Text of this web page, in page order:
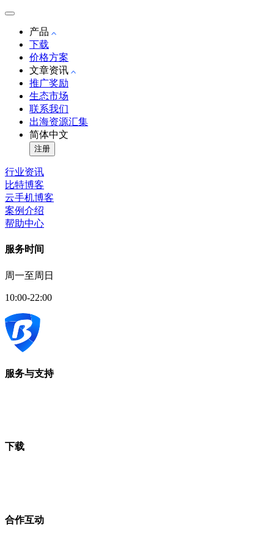
产品
下载
价格方案
文章资讯
推广奖励
生态市场
联系我们
出海资源汇集
简体中文
注册
行业资讯
比特博客
云手机博客
案例介绍
帮助中心
服务时间
周一至周日
10:00-22:00
服务与支持
下载
合作互动